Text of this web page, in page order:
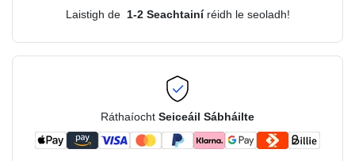
Laistigh de 1-2 Seachtainí réidh le seoladh!
Ráthaíocht Seiceáil Sábháilte